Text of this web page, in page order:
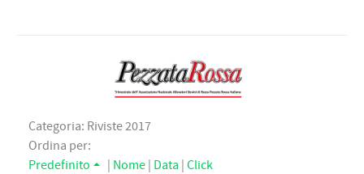
Categoria: Riviste 2017
Ordina per:
Predefinito
Nome Data Click